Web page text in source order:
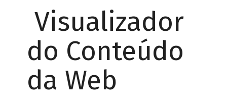
Visualizador
do Conteúdo
da Web